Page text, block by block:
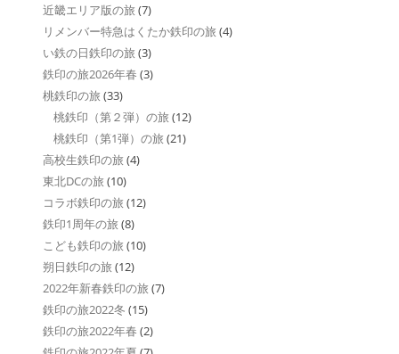
近畿エリア版の旅 (7)
リメンバー特急はくたか鉄印の旅 (4)
い鉄の日鉄印の旅 (3)
鉄印の旅2026年春 (3)
桃鉄印の旅 (33)
桃鉄印（第２弾）の旅 (12)
桃鉄印（第1弾）の旅 (21)
高校生鉄印の旅 (4)
東北DCの旅 (10)
コラボ鉄印の旅 (12)
鉄印1周年の旅 (8)
こども鉄印の旅 (10)
朔日鉄印の旅 (12)
2022年新春鉄印の旅 (7)
鉄印の旅2022冬 (15)
鉄印の旅2022年春 (2)